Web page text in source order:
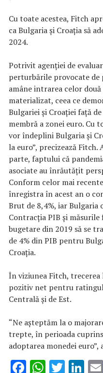
Cu toate acestea, Fitch
ca Bulgaria şi Croaţia să
2024.
Potrivit agenţiei de
perturbările provocate de
amâne intrarea celor
materializat, ceea ce
Bulgariei şi Croaţiei faţă
membră a zonei euro. Cu
vor îndeplini Bulgaria şi
la euro”, precizează
parte, faptului că
asociate au înrăutăţit
Conform celor mai
înregistra în acest an o
Brut de 8,4%, iar Bulgaria
Contracţia PIB şi
bugetare din 2019 să se
de 4% din PIB pentru
Croaţia.
În viziunea Fitch,
pozitiv net pentru
Centrală şi de Est.
“Ne aşteptăm la o
trepte, în perioada
adoptarea monedei
F W T Li